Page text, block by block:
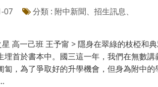
07
分類 : 附中新聞、招生訊息、
高一己班 王予甯 > 隱身在翠綠的枝椏和
埋首於書本中。國三這一年，我們在無數講
匐，為了爭取好的升學機會，但身為附中的